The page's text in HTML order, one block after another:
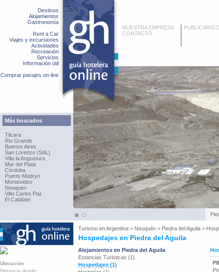
Destinos
Alojamientos
Gastronomía
Rent a Car
Viajes y excursiones
Actividades
Recreación
Servicios
Información útil
Comprar pasajes on-line
Más buscados
Tilcara
Rio Grande
Buenos Aires
San Lorenzo (SAL)
Villa la Angostura
Mar del Plata
Córdoba
Puerto Madryn
Montevideo
Neuquen
Villa Carlos Paz
El Calafate
NUESTRA EMPRESA
CONTACTO
PUBLICAR/
Turismo enArgentina > Neuquén > Piedra del Aguila >
Hospedajes en Piedra del Aguila
Ubicación
Distancia desde:
Alojamientos en Piedra del Aguila
Estancias Turisticas (1)
Hospedajes (1)